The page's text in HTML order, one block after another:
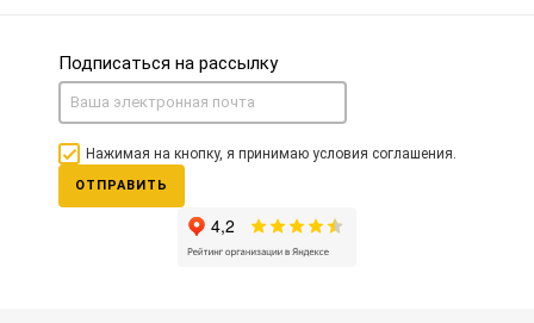
Подписаться на рассылку
Нажимая на кнопку, я принимаю условия соглашения.
ОТПРАВИТЬ